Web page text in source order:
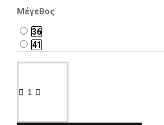
Μέγεθος
36
41